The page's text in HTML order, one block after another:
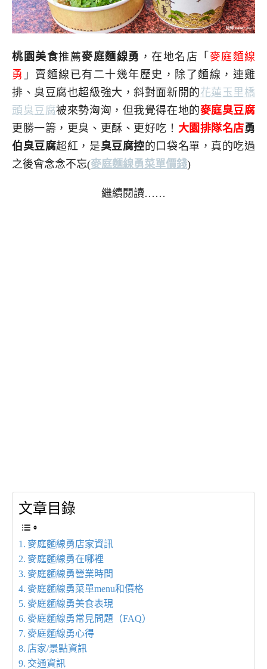
桃園美食推薦麥庭麵線勇 ，在地名店「 麥庭麵線
勇 」賣麵線已有二十幾年歷史，除了麵線，連雞
排、臭豆腐也超級強大，斜對面新開的花蓮玉里橋
頭臭豆腐被來勢洶洶，但我覺得在地的麥庭臭豆腐
更勝一籌，更臭、更酥、更好吃！ 大園排隊名店勇
伯臭豆腐超紅，是臭豆腐控的口袋名單，真的吃過
之後會念念不忘(麥庭麵線勇菜單價錢)
繼續閱讀……
文章目錄
麥庭麵線勇店家資訊
麥庭麵線勇在哪裡
麥庭麵線勇營業時間
麥庭麵線勇菜單menu和價格
麥庭麵線勇美食表現
麥庭麵線勇常見問題（FAQ）
麥庭麵線勇心得
店家/景點資訊
交通資訊